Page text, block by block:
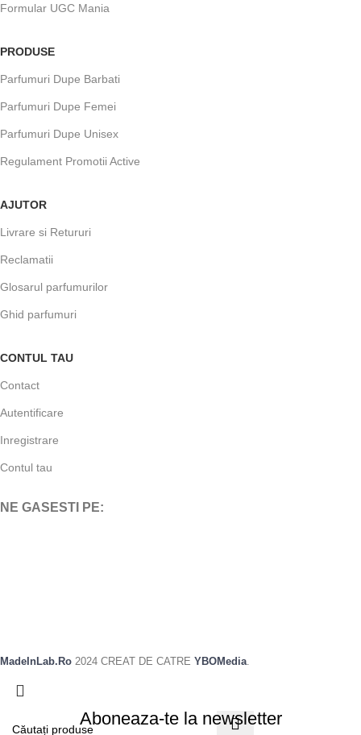
Formular UGC Mania
PRODUSE
Parfumuri Dupe Barbati
Parfumuri Dupe Femei
Parfumuri Dupe Unisex
Regulament Promotii Active
AJUTOR
Livrare si Retururi
Reclamatii
Glosarul parfumurilor
Ghid parfumuri
CONTUL TAU
Contact
Autentificare
Inregistrare
Contul tau
NE GASESTI PE:
MadeInLab.Ro 2024 CREAT DE CATRE YBOMedia
Aboneaza-te la newsletter